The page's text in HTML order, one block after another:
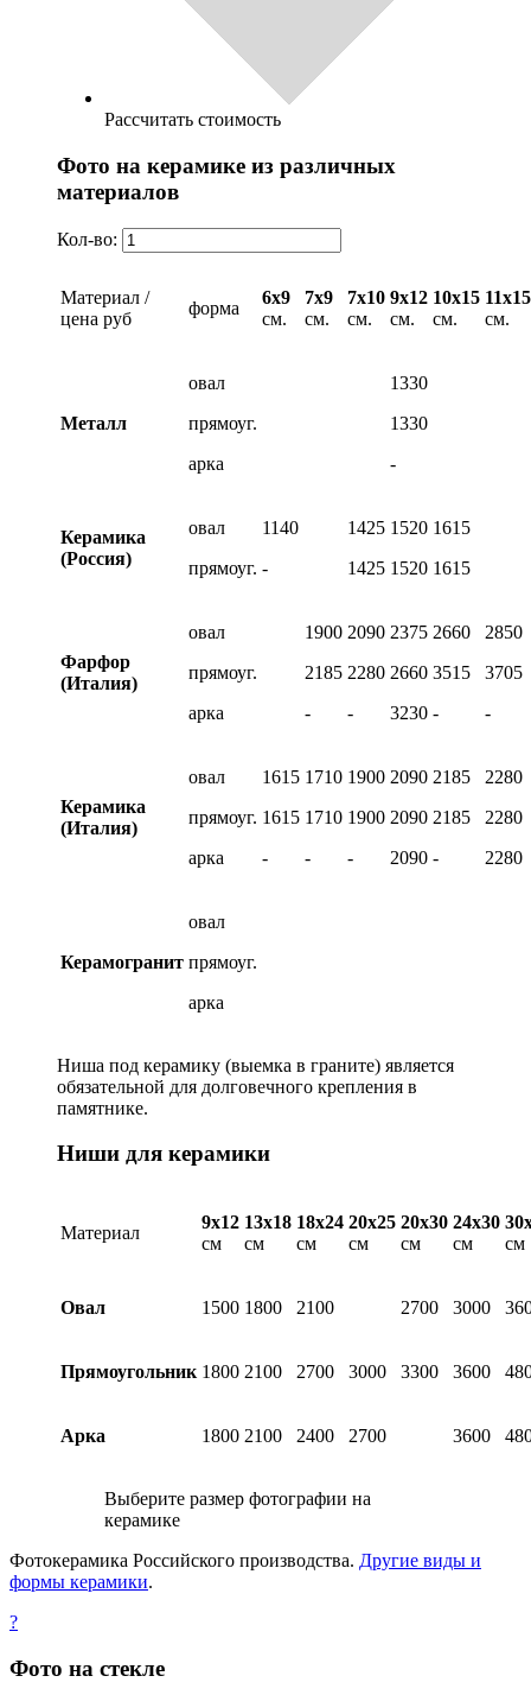
Рассчитать стоимость
Фото на керамике из различных
материалов
Кол-во:
Материал /
цена руб
форма
6х9
см.
7х9
см.
7х10
см.
9х12
см.
10х15
см.
11х15
см.
Металл
овал
прямоуг.
арка
1330
1330
-
Керамика
(Россия)
овал
прямоуг.
1140
-
1425
1425
1520
1520
1615
1615
Фарфор
(Италия)
овал
прямоуг.
арка
1900
2185
-
2090
2280
-
2375
2660
3230
2660
3515
-
2850
3705
-
Керамика
(Италия)
овал
прямоуг.
арка
1615
1615
-
1710
1710
-
1900
1900
-
2090
2090
2090
2185
2185
-
2280
2280
2280
Керамогранит
овал
прямоуг.
арка
Ниша под керамику (выемка в граните) является
обязательной для долговечного крепления в
памятнике.
Ниши для керамики
Материал
9х12
см
13х18
см
18х24
см
20х25
см
20х30
см
24х30
см
см
Овал 1500 1800 2100 2700 3000
Прямоугольник 1800 2100 2700 3000 3300 3600
Арка 1800 2100 2400 2700 3600
Выберите размер фотографии на
керамике
Фотокерамика Российского производства. Другие виды и
формы керамики.
?
Фото на стекле